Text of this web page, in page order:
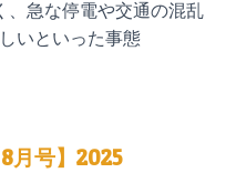
、急な停電や交通の混乱
いといった事態
月号】2025